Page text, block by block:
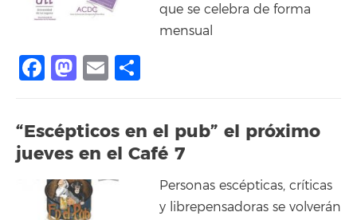
que se celebra de forma
mensual
Facebook
Mastodon
Email
“Escépticos en el pub” el próximo
jueves en el Café 7
Personas escépticas, críticas
y librepensadoras se volverán